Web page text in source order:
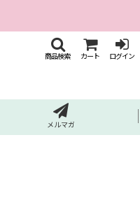
商品検索 カート ログイン
メルマガ